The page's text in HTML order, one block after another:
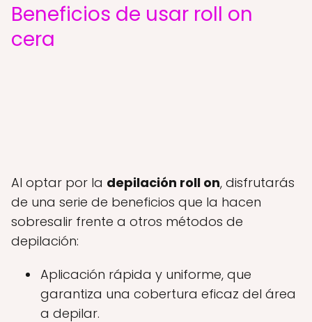
Beneficios de usar roll on
cera
Al optar por la depilación roll on, disfrutarás
de una serie de beneficios que la hacen
sobresalir frente a otros métodos de
depilación:
Aplicación rápida y uniforme, que
garantiza una cobertura eficaz del área
a depilar.